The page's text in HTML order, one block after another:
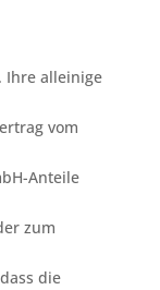
Ihre alleinige
vom
Anteile
zum
die